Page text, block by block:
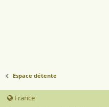
Espace détente
France